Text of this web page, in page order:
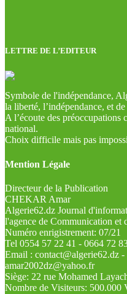
LETTRE DE L’EDITEUR
Symbole de l'indépendance,
la liberté, l’indépendance, et de
A l’écoute des préoccupations
national.
Choix difficile mais pas
Mention Légale
Directeur de la Publication
CHEKAR Amar
Algerie62.dz Journal
l'agence de Communication et
Numéro enrigistrement: 07/21
Tel 0554 57 22 41 - 0664 72
Email : contact@algerie62.dz -
amar2002dz@yahoo.fr
Siège: 22 rue Mohamed
Nombre de Visiteurs: 500.000